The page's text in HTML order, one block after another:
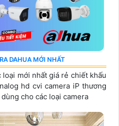
DAHUA MỚI NHẤT
loại mới nhất giá rẻ chiết khấu
hd cvi camera iP thương
cho các loại camera